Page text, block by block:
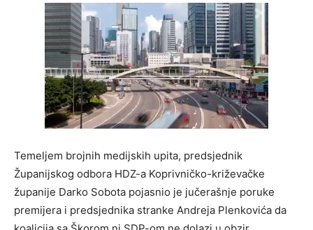
Temeljem brojnih medijskih upita, predsjednik
Županijskog odbora HDZ-a Koprivničko-križevačke
županije Darko Sobota pojasnio je jučerašnje poruke
premijera i predsjednika stranke Andreja Plenkovića da